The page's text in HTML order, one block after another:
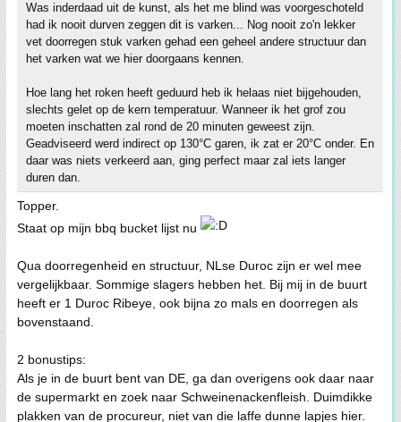
Was inderdaad uit de kunst, als het me blind was voorgeschoteld
had ik nooit durven zeggen dit is varken... Nog nooit zo'n lekker
vet doorregen stuk varken gehad een geheel andere structuur dan
het varken wat we hier doorgaans kennen.
Hoe lang het roken heeft geduurd heb ik helaas niet bijgehouden,
slechts gelet op de kern temperatuur. Wanneer ik het grof zou
moeten inschatten zal rond de 20 minuten geweest zijn.
Geadviseerd werd indirect op 130°C garen, ik zat er 20°C onder. En
daar was niets verkeerd aan, ging perfect maar zal iets langer
duren dan.
Topper.
Staat op mijn bbq bucket lijst nu
Qua doorregenheid en structuur, NLse Duroc zijn er wel mee
vergelijkbaar. Sommige slagers hebben het. Bij mij in de buurt
heeft er 1 Duroc Ribeye, ook bijna zo mals en doorregen als
bovenstaand.
2 bonustips:
Als je in de buurt bent van DE, ga dan overigens ook daar naar
de supermarkt en zoek naar Schweinenackenfleish. Duimdikke
plakken van de procureur, niet van die laffe dunne lapjes hier.